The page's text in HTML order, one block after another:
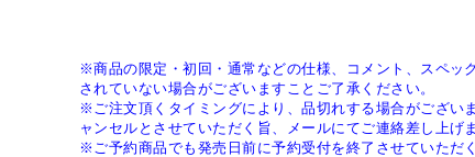
※商品の限定・初回・通常などの仕様、コメント、スペッ
されていない場合がございますことご了承ください。
※ご注文頂くタイミングにより、品切れする場合がござい
ャンセルとさせていただく旨、メールにてご連絡差し上げ
※ご予約商品でも発売日前に予約受付を終了させていただ